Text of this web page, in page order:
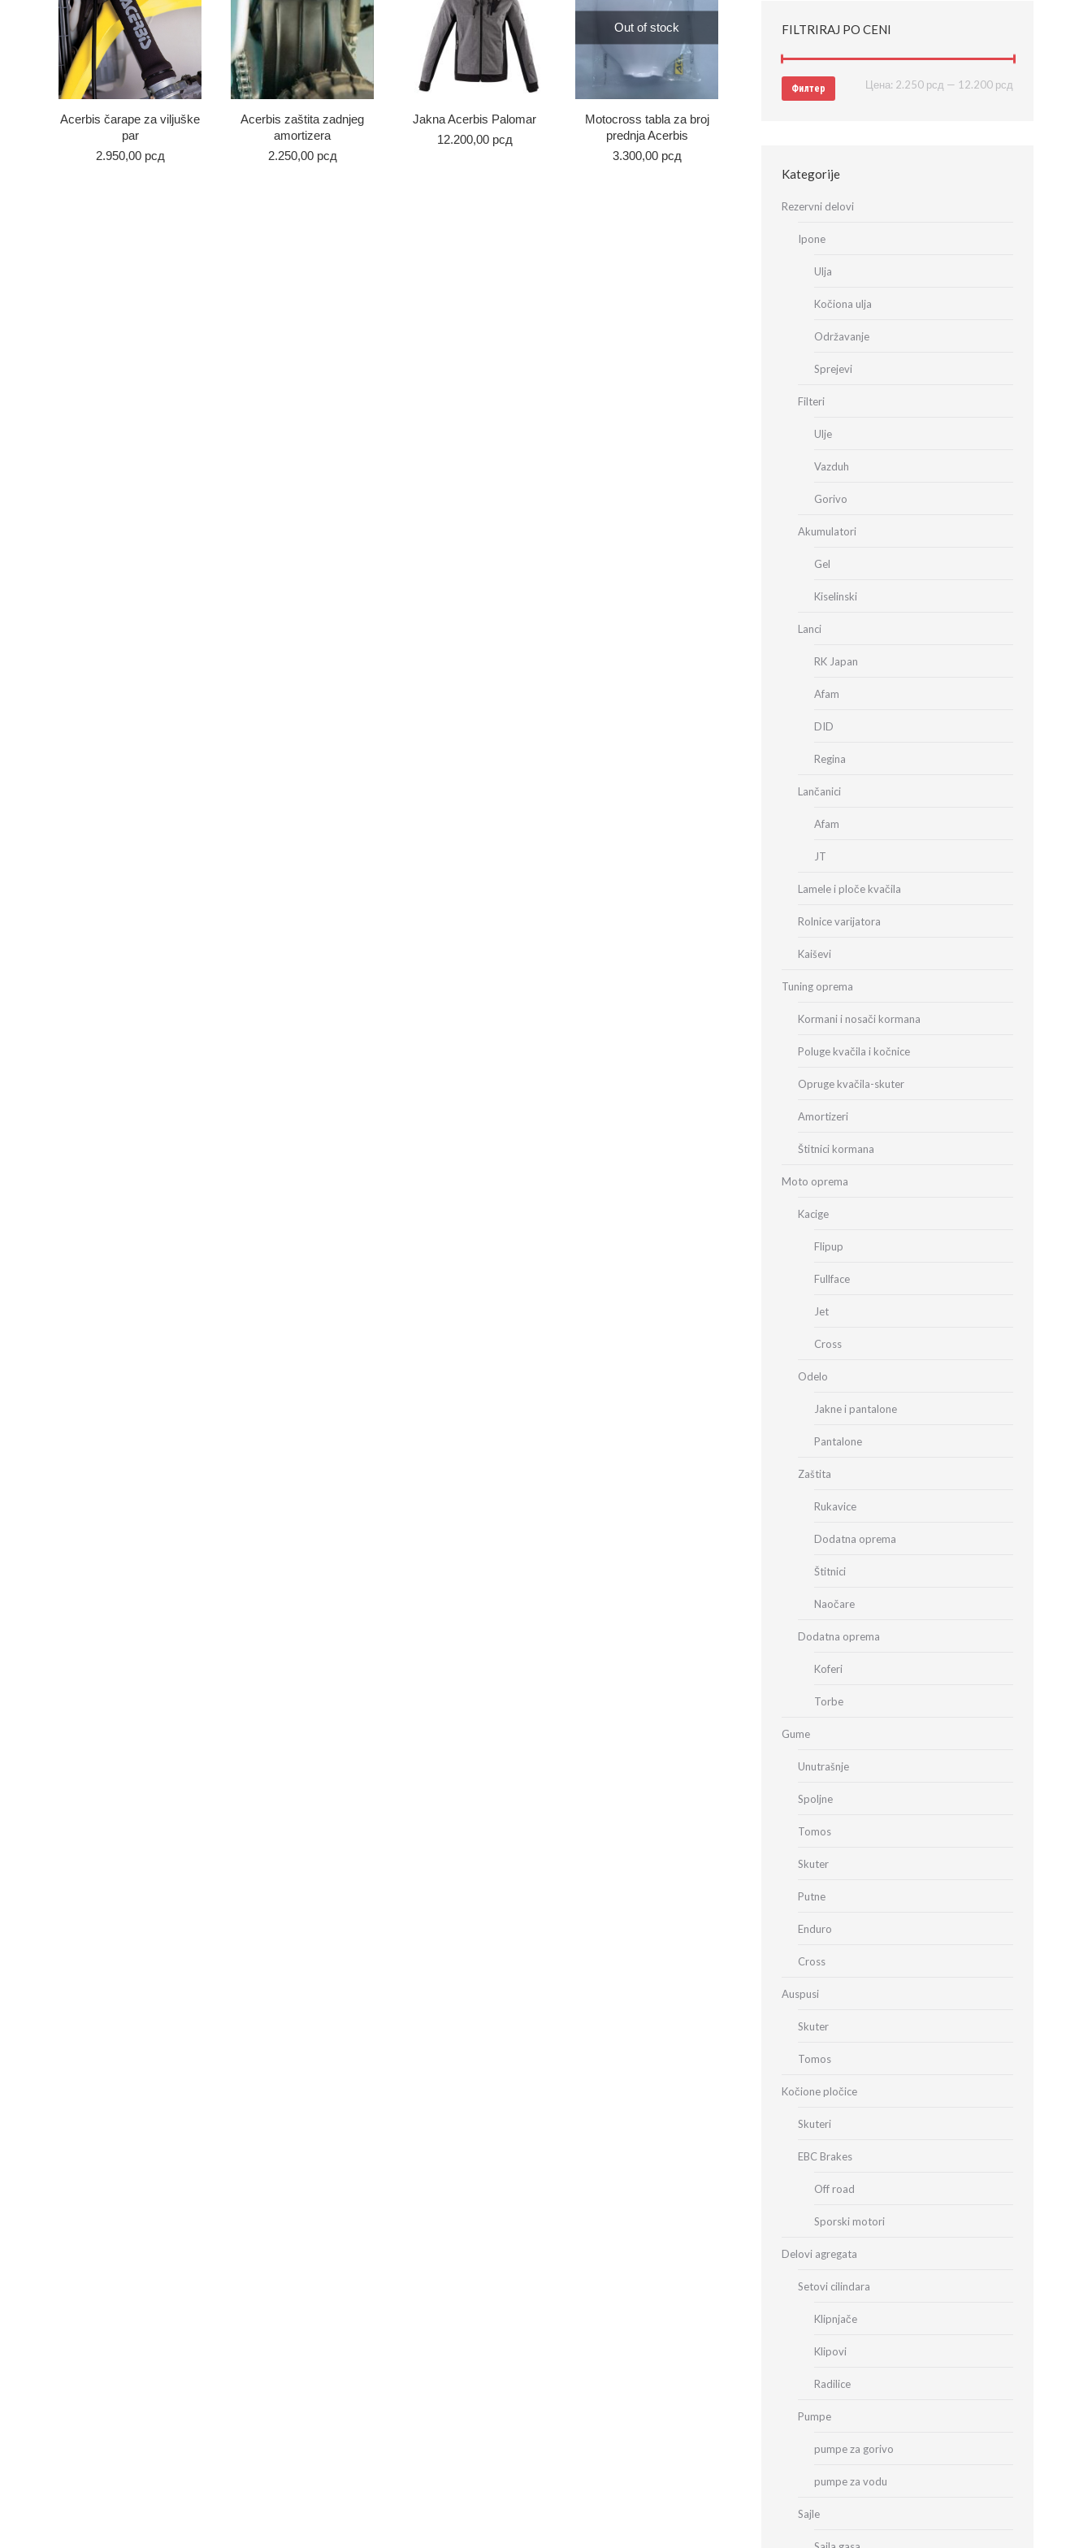
Acerbis čarape za viljuške
par
2.950,00 рсд
Acerbis zaštita zadnjeg
amortizera
2.250,00 рсд
Jakna Acerbis Palomar
12.200,00 рсд
Out of stock
Motocross tabla za broj
prednja Acerbis
3.300,00 рсд
FILTRIRAJ PO CENI
Филтер Цена: 2.250 рсд — 12.200 рсд
Kategorije
Rezervni delovi
Ipone
Ulja
Kočiona ulja
Održavanje
Sprejevi
Filteri
Ulje
Vazduh
Gorivo
Akumulatori
Gel
Kiselinski
Lanci
RK Japan
Afam
DID
Regina
Lančanici
Afam
JT
Lamele i ploče kvačila
Rolnice varijatora
Kaiševi
Tuning oprema
Kormani i nosači kormana
Poluge kvačila i kočnice
Opruge kvačila-skuter
Amortizeri
Štitnici kormana
Moto oprema
Kacige
Flipup
Fullface
Jet
Cross
Odelo
Jakne i pantalone
Pantalone
Zaštita
Rukavice
Dodatna oprema
Štitnici
Naočare
Dodatna oprema
Koferi
Torbe
Gume
Unutrašnje
Spoljne
Tomos
Skuter
Putne
Enduro
Cross
Auspusi
Skuter
Tomos
Kočione pločice
Skuteri
EBC Brakes
Off road
Sporski motori
Delovi agregata
Setovi cilindara
Klipnjače
Klipovi
Radilice
Pumpe
pumpe za gorivo
pumpe za vodu
Sajle